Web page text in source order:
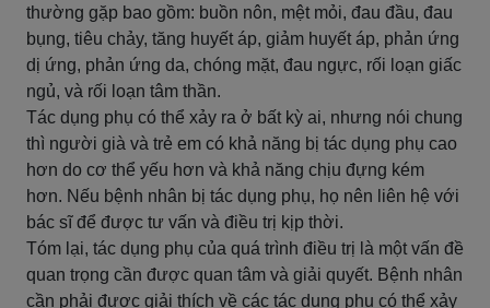
thường gặp bao gồm: buồn nôn, mệt mỏi, đau đầu, đau
bụng, tiêu chảy, tăng huyết áp, giảm huyết áp, phản ứng
dị ứng, phản ứng da, chóng mặt, đau ngực, rối loạn giấc
ngủ, và rối loạn tâm thần.
Tác dụng phụ có thể xảy ra ở bất kỳ ai, nhưng nói chung
thì người già và trẻ em có khả năng bị tác dụng phụ cao
hơn do cơ thể yếu hơn và khả năng chịu đựng kém
hơn. Nếu bệnh nhân bị tác dụng phụ, họ nên liên hệ với
bác sĩ để được tư vấn và điều trị kịp thời.
Tóm lại, tác dụng phụ của quá trình điều trị là một vấn đề
quan trọng cần được quan tâm và giải quyết. Bệnh nhân
cần phải được giải thích về các tác dụng phụ có thể xảy